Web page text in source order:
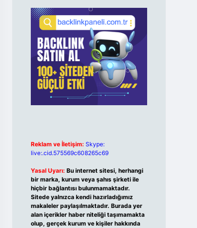
Reklam ve İletişim: Skype:
live:.cid.575569c608265c69
Yasal Uyarı: Bu internet sitesi, herhangi
bir marka, kurum veya şahıs şirketi ile
hiçbir bağlantısı bulunmamaktadır.
Sitede yalnızca kendi hazırladığımız
makaleler paylaşılmaktadır. Burada yer
alan içerikler haber niteliği taşımamakta
olup, gerçek kurum ve kişiler hakkında